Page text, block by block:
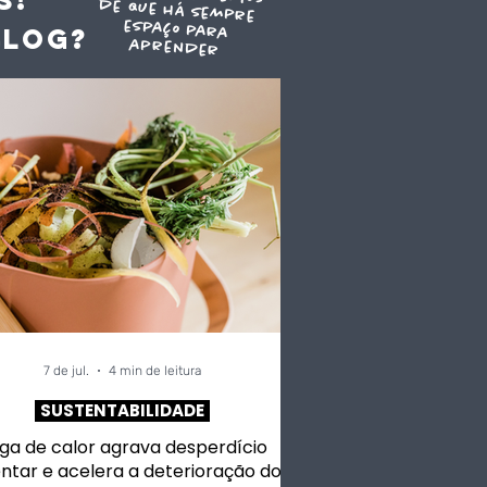
aprender
de calor agrava desperdício
e acelera a deterioração dos
SUSTENTABILIDADE
7 de jul. 4 min de leitura